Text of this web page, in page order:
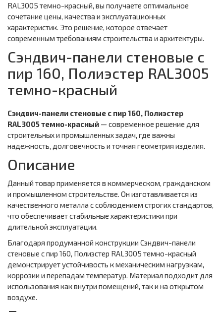
RAL3005 темно-красный, вы получаете оптимальное
сочетание цены, качества и эксплуатационных
характеристик. Это решение, которое отвечает
современным требованиям строительства и архитектуры.
Сэндвич-панели стеновые с
пир 160, Полиэстер RAL3005
темно-красный
Сэндвич-панели стеновые с пир 160, Полиэстер
RAL3005 темно-красный — современное решение для
строительных и промышленных задач, где важны
надежность, долговечность и точная геометрия изделия.
Описание
Данный товар применяется в коммерческом, гражданском
и промышленном строительстве. Он изготавливается из
качественного металла с соблюдением строгих стандартов,
что обеспечивает стабильные характеристики при
длительной эксплуатации.
Благодаря продуманной конструкции Сэндвич-панели
стеновые с пир 160, Полиэстер RAL3005 темно-красный
демонстрирует устойчивость к механическим нагрузкам,
коррозии и перепадам температур. Материал подходит для
использования как внутри помещений, так и на открытом
воздухе.